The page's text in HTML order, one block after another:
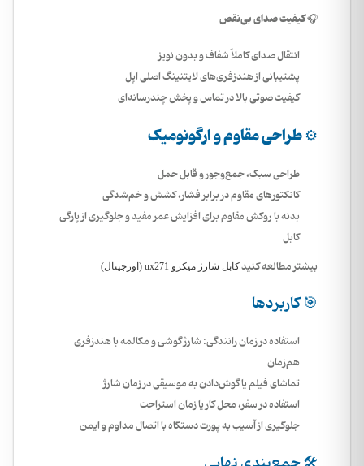
🎧 کیفیت صدای بی‌نقص
انتقال صدای کاملاًشفاف و بدون نویز
پشتیبانی از هندزفری‌های لایتنینگ اصلی اپل
کیفیت صوتی بالا در تماس و پخش چندرسانه‌ای
⚙️ طراحی مقاوم و ارگونومیک
طراحی سبک، جمع‌وجور و قابل حمل
کانکتورهای مقاوم در برابر فشار، کشش و خم‌شدگی
بدنه با روکش مقاوم برای افزایش عمر مفید و جلوگیری از پارگی
کابل
بیشتر مطالعه کنیدکابل شارژ میکرو ux271 (اورجینال)
🎯 کاربردها
استفاده در زمان رانندگی: شارژ گوشی و مکالمه با هندزفری
هم‌زمان
تماشای فیلم یا گوش‌دادن به موسیقی در زمان شارژ
استفاده در سفر، محل کار یا زمان استراحت
جلوگیری از آسیب به پورت دستگاه با اتصال مداوم و ایمن